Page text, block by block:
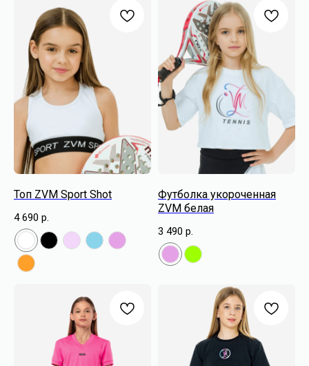
Топ ZVM Sport Shot
4 690 р.
Футболка укороченная
ZVM белая
3 490 р.